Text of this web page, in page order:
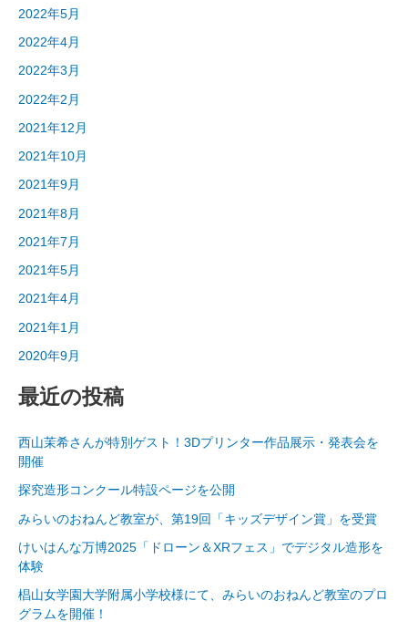
2022年5月
2022年4月
2022年3月
2022年2月
2021年12月
2021年10月
2021年9月
2021年8月
2021年7月
2021年5月
2021年4月
2021年1月
2020年9月
最近の投稿
西山茉希さんが特別ゲスト！3Dプリンター作品展示・発表会を
開催
探究造形コンクール特設ページを公開
みらいのおねんど教室が、第19回「キッズデザイン賞」を受賞
けいはんな万博2025「ドローン＆XRフェス」でデジタル造形を
体験
椙山女学園大学附属小学校様にて、みらいのおねんど教室のプロ
グラムを開催！